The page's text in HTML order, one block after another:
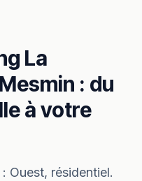
La
: du
à votre
: Ouest, résidentiel.